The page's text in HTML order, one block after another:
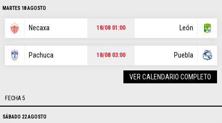
Un producto de Futbol Sites.
Todos los derechos reservados.
MARTES 18 AGOSTO
Necaxa 18/08 01:00 León
Pachuca 18/08 03:00 Puebla
VER CALENDARIO COMPLETO
FECHA 5
SÁBADO 22 AGOSTO